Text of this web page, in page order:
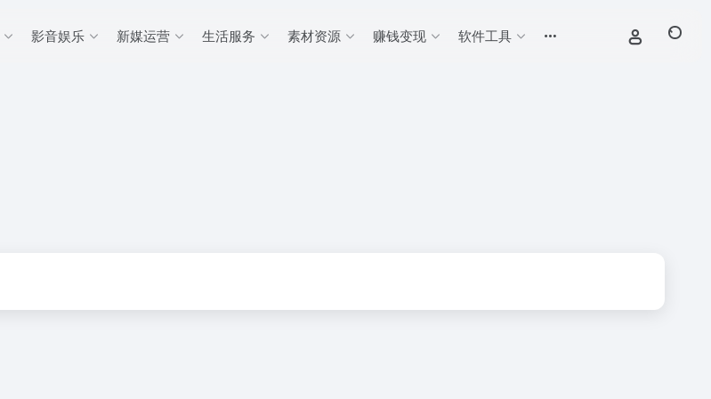
影音娱乐 新媒运营 生活服务 素材资源 赚钱变现 软件工具